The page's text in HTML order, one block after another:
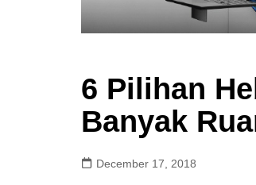
6 Pilihan
Banyak
December 17, 2018